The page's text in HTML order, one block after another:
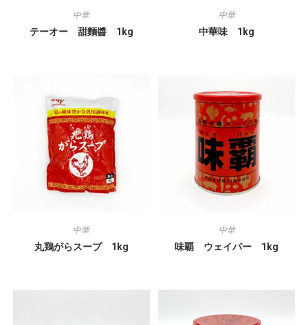
中華
テーオー 甜麵醬 1kg
中華
中華味 1kg
中華
丸鶏がらスープ 1kg
中華
味覇 ウェイパー 1kg